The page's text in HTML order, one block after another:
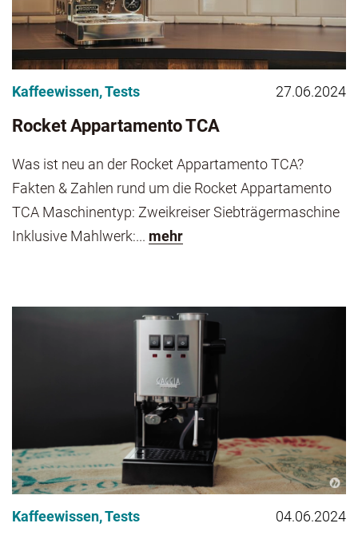
Kaffeewissen,Tests 27.06.2024
Rocket Appartamento TCA
Was ist neu an der Rocket Appartamento TCA?
Fakten & Zahlen rund um die Rocket Appartamento
TCA Maschinentyp: Zweikreiser Siebträgermaschine
Inklusive Mahlwerk:... mehr
Kaffeewissen,Tests 04.06.2024